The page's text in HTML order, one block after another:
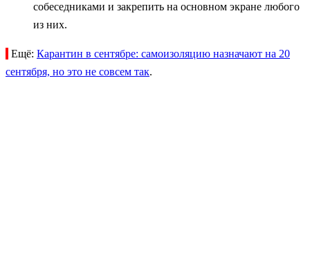
собеседниками и закрепить на основном экране любого
из них.
Ещё: Карантин в сентябре: самоизоляцию назначают на 20
сентября, но это не совсем так.